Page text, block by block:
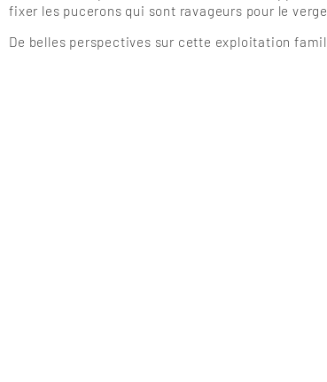
fixer les pucerons qui sont ravageurs pour le
De belles perspectives sur cette exploitation